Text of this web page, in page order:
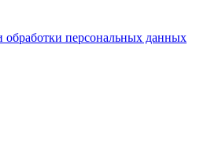
персональных данных